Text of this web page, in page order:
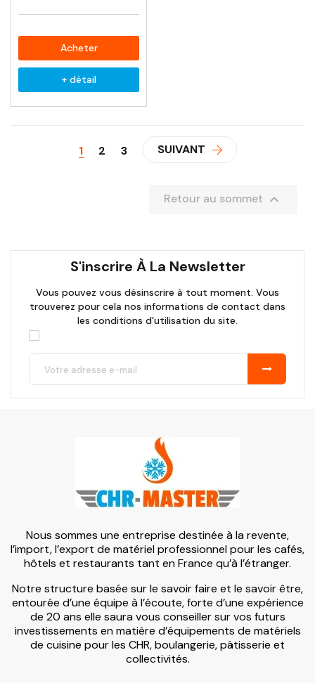
Acheter
+ détail
1 2 3 SUIVANT
Retour au sommet 
S'inscrire À La Newsletter
Vous pouvez vous désinscrire à tout moment. Vous
trouverez pour cela nos informations de contact dans
les conditions d'utilisation du site.
Nous sommes une entreprise destinée à la revente,
l’import, l’export de matériel professionnel pour les cafés,
hôtels et restaurants tant en France qu’à l’étranger.
Notre structure basée sur le savoir faire et le savoir être,
entourée d’une équipe à l’écoute, forte d’une expérience
de 20 ans elle saura vous conseiller sur vos futurs
investissements en matière d’équipements de matériels
de cuisine pour les CHR, boulangerie, pâtisserie et
collectivités.